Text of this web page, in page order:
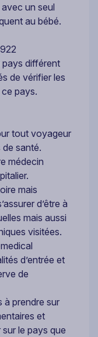
un seul
au bébé.
pays différent
de vérifier les
pays.
tout voyageur
santé.
médecin
mais
d’être à
mais aussi
visitées.
d’entrée et
de
à prendre sur
et
le pays que